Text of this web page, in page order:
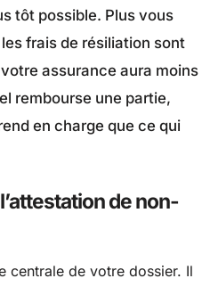
tôt possible. Plus vous
frais de résiliation sont
assurance aura moins
rembourse une partie,
en charge que ce qui
de non-
centrale de votre dossier. Il